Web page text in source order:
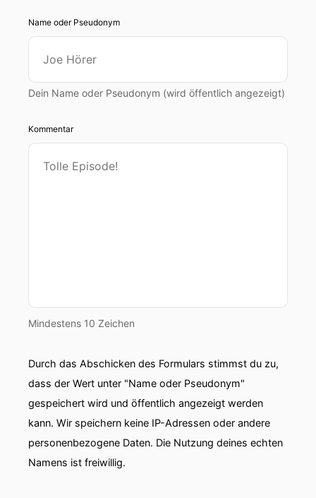
Name oder Pseudonym
Dein Name oder Pseudonym (wird öffentlich angezeigt)
Kommentar
Mindestens 10 Zeichen
Durch das Abschicken des Formulars stimmst du zu,
dass der Wert unter "Name oder Pseudonym"
gespeichert wird und öffentlich angezeigt werden
kann. Wir speichern keine IP-Adressen oder andere
personenbezogene Daten. Die Nutzung deines echten
Namens ist freiwillig.